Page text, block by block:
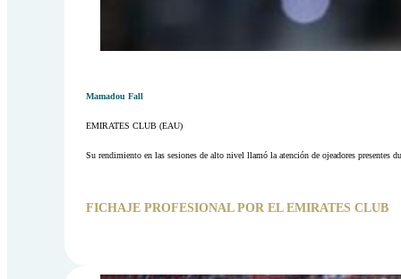
Mamadou Fall
EMIRATES CLUB (EAU)
Su rendimiento en las sesiones de alto nivel llamó la atención de ojeadores presentes
FICHAJE PROFESIONAL POR EL EMIRATES CLUB